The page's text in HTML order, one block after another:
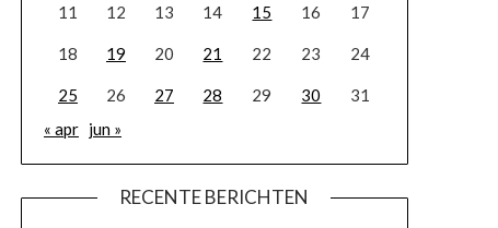
11 12 13 14 15 16 17
18 19 20 21 22 23 24
25 26 27 28 29 30
31
« apr jun »
RECENTE BERICHTEN